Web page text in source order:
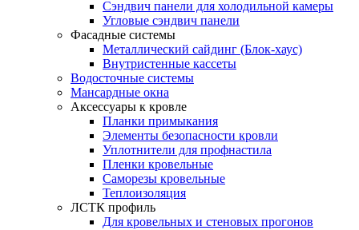
Сэндвич панели для холодильной камеры
Угловые сэндвич панели
Фасадные системы
Металлический сайдинг (Блок-хаус)
Внутристенные кассеты
Водосточные системы
Мансардные окна
Аксессуары к кровле
Планки примыкания
Элементы безопасности кровли
Уплотнители для профнастила
Пленки кровельные
Саморезы кровельные
Теплоизоляция
ЛСТК профиль
Для кровельных и стеновых прогонов